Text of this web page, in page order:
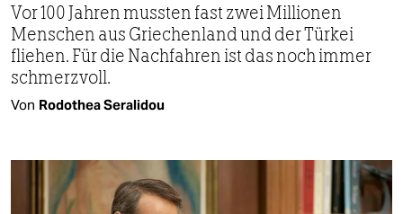
Vor 100 Jahren mussten fast zwei Millionen
Menschen aus Griechenland und der Türkei
fliehen. Für die Nachfahren ist das noch immer
schmerzvoll.
Von Rodothea Seralidou